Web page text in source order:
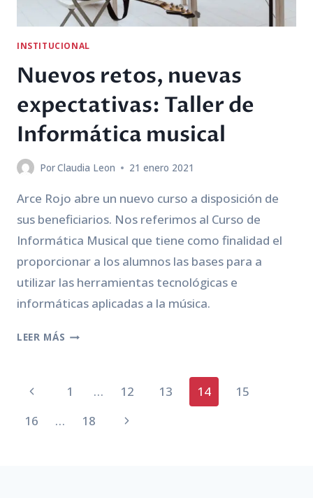
INSTITUCIONAL
Nuevos retos, nuevas
expectativas: Taller de
Informática musical
PorClaudia Leon 21 enero 2021
Arce Rojo abre un nuevo curso a disposición de
sus beneficiarios. Nos referimos al Curso de
Informática Musical que tiene como finalidad el
proporcionar a los alumnos las bases para a
utilizar las herramientas tecnológicas e
informáticas aplicadas a la música.
LEER MÁS NUEVOS
Navegación
de
Página
anterior
1 … 12 13 14
15
16
… 18
Siguiente